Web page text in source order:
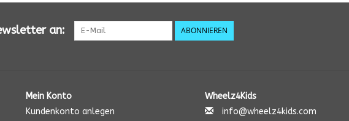
an: ABONNIEREN
Mein Konto
Kundenkonto anlegen
Wheelz4Kids
info@wheelz4kids.com